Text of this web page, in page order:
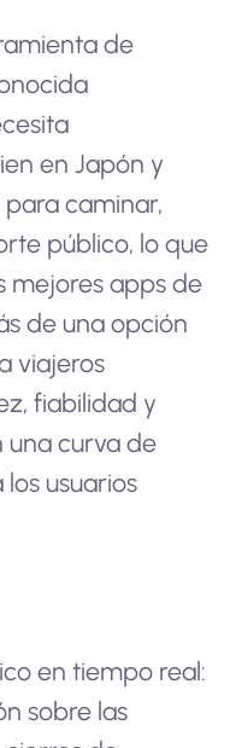
de
en Japón y
caminar,
público, lo que
mejores apps de
de una opción
viajeros
fiabilidad y
curva de
usuarios
en tiempo real:
sobre las